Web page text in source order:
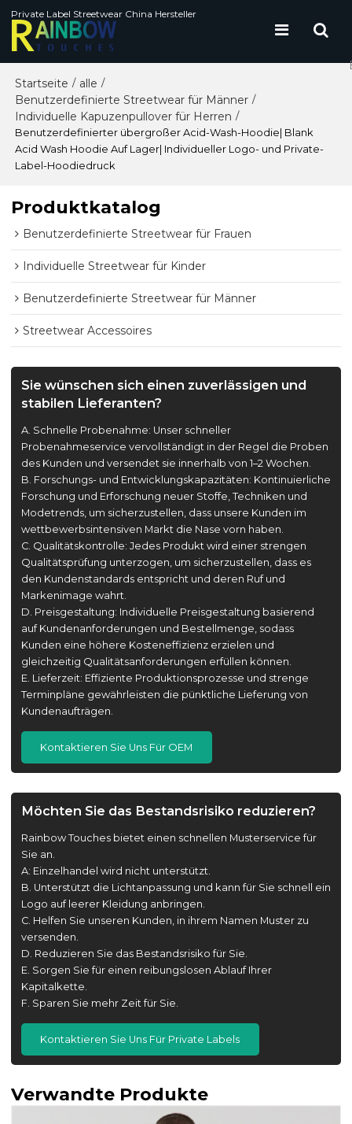
Private Label Streetwear China Hersteller
Startseite / alle /
Benutzerdefinierte Streetwear für Männer /
Individuelle Kapuzenpullover für Herren /
Benutzerdefinierter übergroßer Acid-Wash-Hoodie| Blank
Acid Wash Hoodie Auf Lager| Individueller Logo- und Private-
Label-Hoodiedruck
Produktkatalog
Benutzerdefinierte Streetwear für Frauen
Individuelle Streetwear für Kinder
Benutzerdefinierte Streetwear für Männer
Streetwear Accessoires
Sie wünschen sich einen zuverlässigen und
stabilen Lieferanten?
A. Schnelle Probenahme: Unser schneller
Probenahmeservice vervollständigt in der Regel die Proben
des Kunden und versendet sie innerhalb von 1–2 Wochen.
B. Forschungs- und Entwicklungskapazitäten: Kontinuierliche
Forschung und Erforschung neuer Stoffe, Techniken und
Modetrends, um sicherzustellen, dass unsere Kunden im
wettbewerbsintensiven Markt die Nase vorn haben.
C. Qualitätskontrolle: Jedes Produkt wird einer strengen
Qualitätsprüfung unterzogen, um sicherzustellen, dass es
den Kundenstandards entspricht und deren Ruf und
Markenimage wahrt.
D. Preisgestaltung: Individuelle Preisgestaltung basierend
auf Kundenanforderungen und Bestellmenge, sodass
Kunden eine höhere Kosteneffizienz erzielen und
gleichzeitig Qualitätsanforderungen erfüllen können.
E. Lieferzeit: Effiziente Produktionsprozesse und strenge
Terminpläne gewährleisten die pünktliche Lieferung von
Kundenaufträgen.
Kontaktieren Sie Uns Für OEM
Möchten Sie das Bestandsrisiko reduzieren?
Rainbow Touches bietet einen schnellen Musterservice für
Sie an.
A: Einzelhandel wird nicht unterstützt.
B. Unterstützt die Lichtanpassung und kann für Sie schnell ein
Logo auf leerer Kleidung anbringen.
C. Helfen Sie unseren Kunden, in ihrem Namen Muster zu
versenden.
D. Reduzieren Sie das Bestandsrisiko für Sie.
E. Sorgen Sie für einen reibungslosen Ablauf Ihrer
Kapitalkette.
F. Sparen Sie mehr Zeit für Sie.
Kontaktieren Sie Uns Für Private Labels
Verwandte Produkte